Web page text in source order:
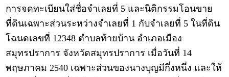
การจดทะเบียนใส่ชื่อจำเลยที่ 5 และนิติกรรมโอนขาย
ที่ดินเฉพาะส่วนระหว่างจำเลยที่ 1 กับจำเลยที่ 5 ในที่ดิน
โฉนดเลขที่ 12348 ตำบลท้ายบ้าน อำเภอเมือง
สมุทรปราการ จังหวัดสมุทรปราการ เมื่อวันที่ 14
พฤษภาคม 2540 เฉพาะส่วนของนางบุญมีกึ่งหนึ่ง และให้